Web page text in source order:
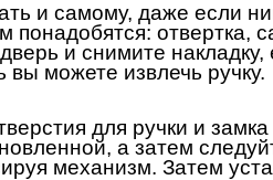
и самому, даже если
отвертка,
и снимите
можете извлечь ручку.
для ручки и
а затем
механизм. Затем